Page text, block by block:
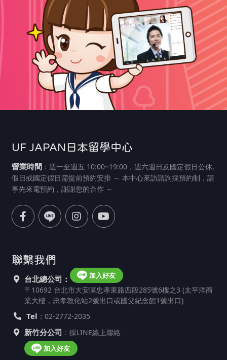
UF JAPAN日本留學中心
營業時間：週一至週五 10:00~19:00，週六週日及國定假日公休,
假日或國定假日需提前預約安排 ～ 本中心來訪諮詢採預約制，請
事先來電預約，謝謝您的合作 ～
聯繫我們
台北總公司： 加入好友
〒10692 台北市大安區忠孝東路四段285號6樓之3 (太平洋商
業大樓，忠孝敦化站2號出口或國父紀念館1號出口)
Tel ：02-2772-2035
新竹分公司 ：採LINE線上聯絡
加入好友